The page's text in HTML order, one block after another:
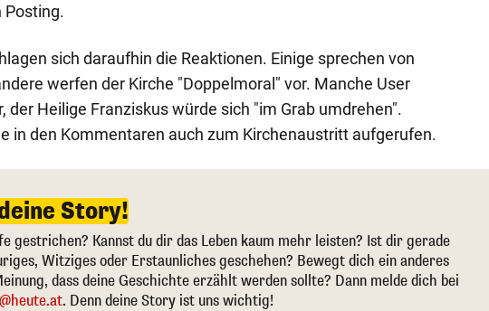
Posting.
sich daraufhin die Reaktionen. Einige sprechen von
werfen der Kirche "Doppelmoral" vor. Manche User
der Heilige Franziskus würde sich "im Grab umdrehen".
in den Kommentaren auch zum Kirchenaustritt aufgerufen.
Story!
gestrichen? Kannst du dir das Leben kaum mehr leisten? Ist dir gerade
Witziges oder Erstaunliches geschehen? Bewegt dich ein anderes
dass deine Geschichte erzählt werden sollte? Dann melde dich bei
. Denn deine Story ist uns wichtig!